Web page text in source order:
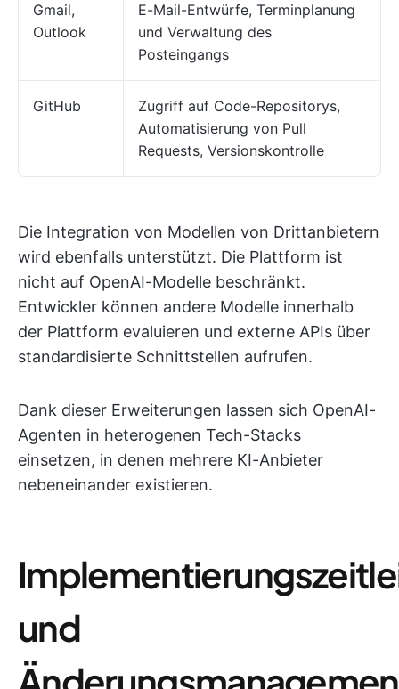
Gmail,
Outlook
E-Mail-Entwürfe, Terminplanung
und Verwaltung des
Posteingangs
GitHub
Zugriff auf Code-Repositorys,
Automatisierung von Pull
Requests, Versionskontrolle
Die Integration von Modellen von Drittanbietern
wird ebenfalls unterstützt. Die Plattform ist
nicht auf OpenAI-Modelle beschränkt.
Entwickler können andere Modelle innerhalb
der Plattform evaluieren und externe APIs über
standardisierte Schnittstellen aufrufen.
Dank dieser Erweiterungen lassen sich OpenAI-
Agenten in heterogenen Tech-Stacks
einsetzen, in denen mehrere KI-Anbieter
nebeneinander existieren.
und